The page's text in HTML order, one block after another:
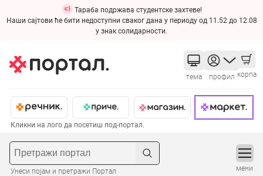
Тараба подржава студентске захтеве!
Наши сајтови ће бити недоступни сваког дана у периоду од 11.52 до 12.08
у знак солидарности.
тема профил корпа
Кликни на лого да посетиш под-портал.
Унеси појам и претражи Портал мени